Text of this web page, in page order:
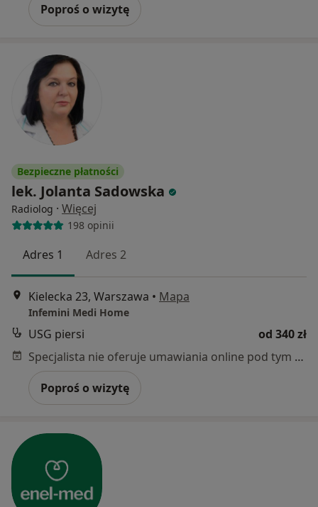
Poproś o wizytę
Bezpieczne płatności
lek. Jolanta Sadowska
Radiolog · Więcej
198 opinii
Adres 1 Adres 2
Kielecka 23, Warszawa • Mapa
Infemini Medi Home
USG piersi
od 340 zł
Specjalista nie oferuje umawiania online pod tym adresem.
Poproś o wizytę